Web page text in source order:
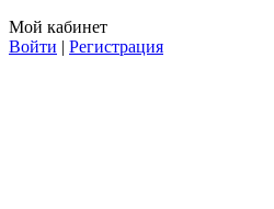
Мой кабинет
Войти | Регистрация